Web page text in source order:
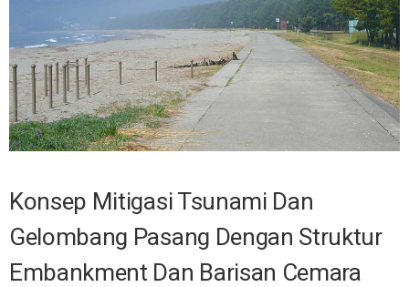
Konsep Mitigasi Tsunami Dan
Gelombang Pasang Dengan Struktur
Embankment Dan Barisan Cemara